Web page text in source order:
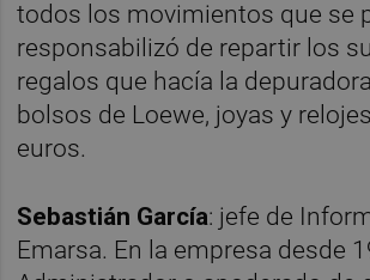
todos los movimientos que se
responsabilizó de repartir los
regalos que hacía la
bolsos de Loewe, joyas y
euros.
Sebastián García: jefe de
Emarsa. En la empresa desde